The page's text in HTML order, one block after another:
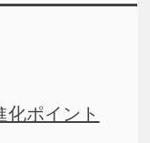
化ポイント